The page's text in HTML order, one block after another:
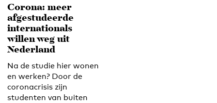
Corona: meer
afgestudeerde
internationals
willen weg uit
Nederland
Na de studie hier wonen
en werken? Door de
coronacrisis zijn
studenten van buiten